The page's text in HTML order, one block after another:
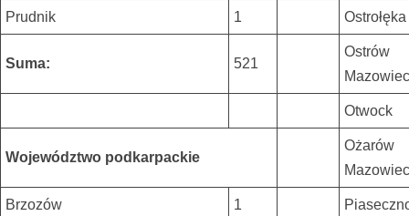
Prudnik 1 Ostrołęka
Suma: 521
Ostrów
Otwock
Województwo podkarpackie
Ożarów
Brzozów 1